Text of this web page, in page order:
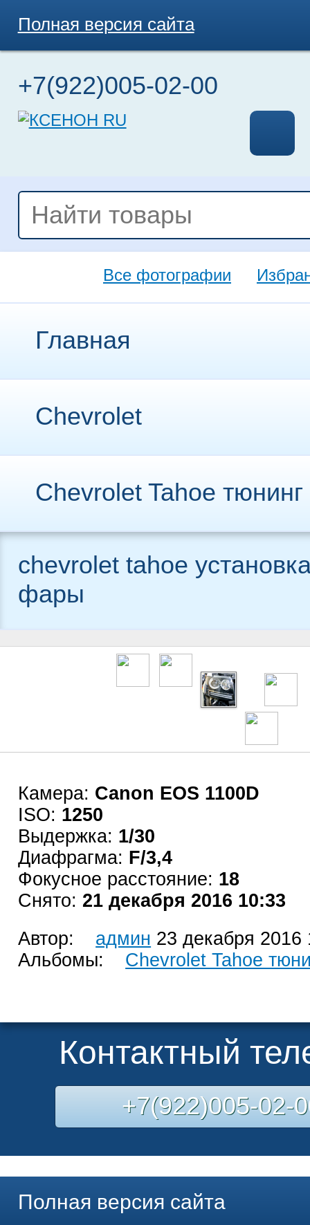
Полная версия сайта
+7(922)005-02-00
Все фотографии
Главная
Chevrolet
Chevrolet Tahoe
chevrolet tahoe
фары
Камера: Canon EOS 1100D
ISO: 1250
Выдержка: 1/30
Диафрагма: F/3,4
Фокусное расстояние: 18
Снято: 21 декабря 2016 10:33
Автор:
админ 23 декабря 2016
Альбомы:
Chevrolet Tahoe
Контактный
+7(922)005-02-
Полная версия сайта